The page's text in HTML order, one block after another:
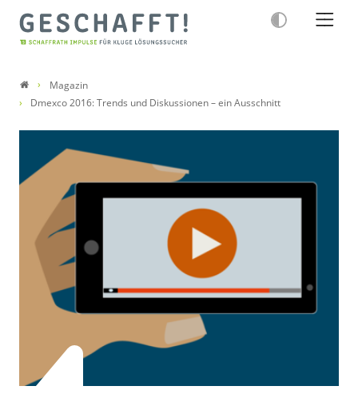
Magazin
Dmexco 2016: Trends und Diskussionen – ein Ausschnitt